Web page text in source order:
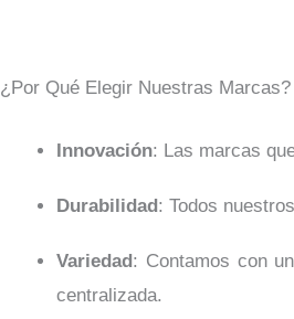
¿Por Qué Elegir Nuestras Marcas?
Innovación: Las marcas
Durabilidad : Todos
Variedad : Contamos con
centralizada.